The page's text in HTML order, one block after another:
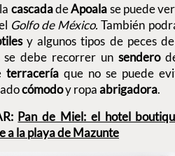
cascadadeApoalase puede
Golfo de México. También
y algunos tipos de peces
se debe recorrer unsendero
terraceríaque no se puede
cómodoy ropaabrigadora.
Pan de Miel: el hotel
a la playa de Mazunte